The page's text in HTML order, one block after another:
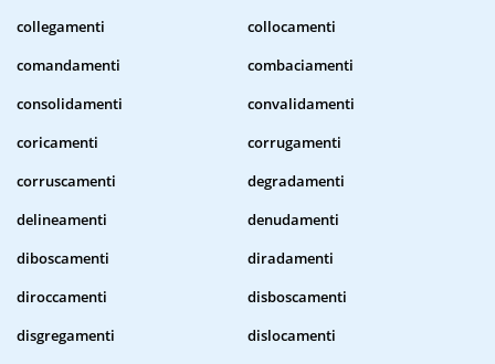
collegamenti
collocamenti
comandamenti
combaciamenti
consolidamenti
convalidamenti
coricamenti
corrugamenti
corruscamenti
degradamenti
delineamenti
denudamenti
diboscamenti
diradamenti
diroccamenti
disboscamenti
disgregamenti
dislocamenti